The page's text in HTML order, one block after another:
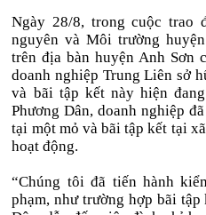
Ngày 28/8, trong cuộc trao
nguyên và Môi trường
trên địa bàn huyện Anh Sơn
doanh nghiệp Trung Liên sở
và bãi tập kết này hiện
Phương Dân, doanh nghiệp
tại một mỏ và bãi tập kết tại
hoạt động.
“Chúng tôi đã tiến hành
phạm, như trường hợp bãi